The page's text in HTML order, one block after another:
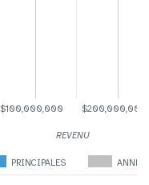
PRINCIPALES
$100,000,000 $200,000,000
REVENU